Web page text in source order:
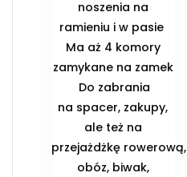
noszenia na
ramieniu i w pasie ️
Ma aż 4 komory
zamykane na zamek
️ Do zabrania
na spacer, zakupy,
ale też na
przejażdżkę rowerową,
obóz, biwak,